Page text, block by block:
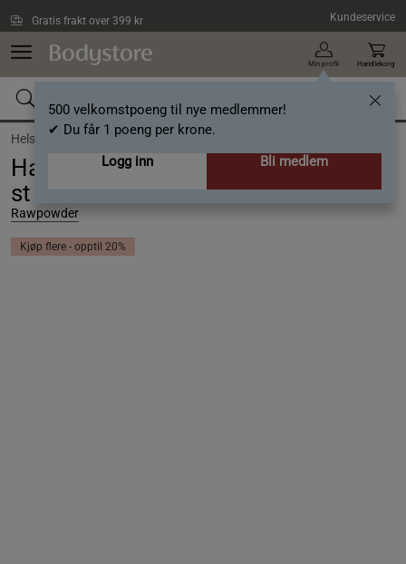
Gratis frakt over 399 kr Kundeservice
Min profil
500 velkomstpoeng til nye medlemmer!
✔ Du får 1 poeng per krone.
Logg inn
Bli medlem
Handlekorg
Helse / Superfood og rawfood / Spirulina
Hawaiianska Spirulinatabletter 200
st
Rawpowder
Kjøp flere - opptil 20%